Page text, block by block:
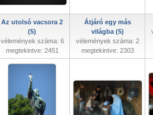
Az utolsó vacsora 2
(5)
vélemények száma: 6
megtekintve: 2451
Átjáró egy más
világba (5)
vélemények száma: 2
megtekintve: 2303